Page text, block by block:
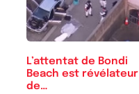
L’attentat de Bondi
Beach est révélateur
de…